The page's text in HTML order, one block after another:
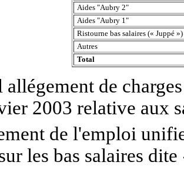
Aides "Aubry 2"
Aides "Aubry 1"
Ristourne bas salaires (« Juppé
Autres
Total
de
2003 relative aux
de l'emploi
les bas salaires